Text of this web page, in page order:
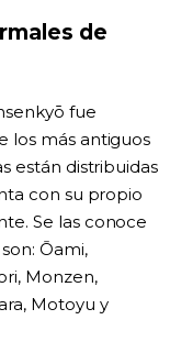
de
fue
los más antiguos
están distribuidas
con su propio
Se las conoce
Ōami,
Monzen,
Motoyu y